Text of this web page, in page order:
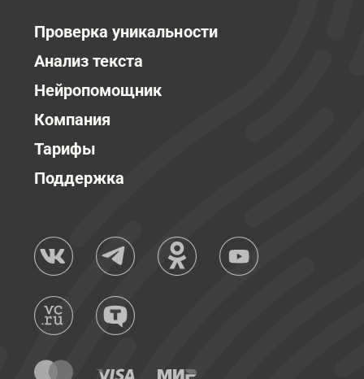
Проверка уникальности
Анализ текста
Нейропомощник
Компания
Тарифы
Поддержка